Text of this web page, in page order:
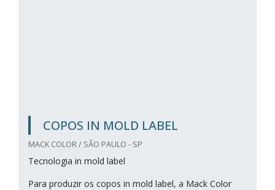
COPOS IN MOLD LABEL
MACK COLOR / SÃO PAULO - SP
Tecnologia in mold label
Para produzir os copos in mold label, a Mack Color